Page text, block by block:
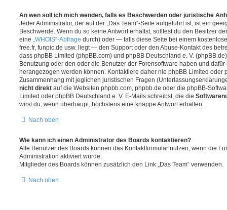
An wen soll ich mich wenden, falls es Beschwerden oder juristische
Jeder Administrator, der auf der „Das Team“-Seite aufgeführt ist, ist ein
Beschwerde. Wenn du so keine Antwort erhältst, solltest du den Besitzer
eine „WHOIS“-Abfrage durch) oder — falls diese Seite bei einem
free.fr, funpic.de usw. liegt — den Support oder den Abuse-Kontakt des
dass phpBB Limited (phpBB.com) und phpBB Deutschland e. V.
Benutzung oder den oder die Benutzer der Forensoftware haben und
herangezogen werden können. Kontaktiere daher nie phpBB Limited oder
Zusammenhang mit jeglichen juristischen Fragen
nicht direkt auf die Websiten phpbb.com, phpbb.de oder die phpBB-
Limited oder phpBB Deutschland e. V. E-Mails schreibst, die die
wirst du, wenn überhaupt, höchstens eine knappe Antwort erhalten.
Nach oben
Wie kann ich einen Administrator des Boards kontaktieren?
Alle Benutzer des Boards können das Kontaktformular nutzen, wenn die
Administration aktiviert wurde.
Mitglieder des Boards können zusätzlich den Link „Das Team“ verwenden.
Nach oben